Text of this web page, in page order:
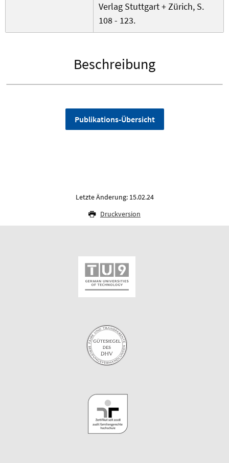
Verlag Stuttgart + Zürich, S.
108 - 123.
Beschreibung
Publikations-Übersicht
Letzte Änderung: 15.02.24
Druckversion